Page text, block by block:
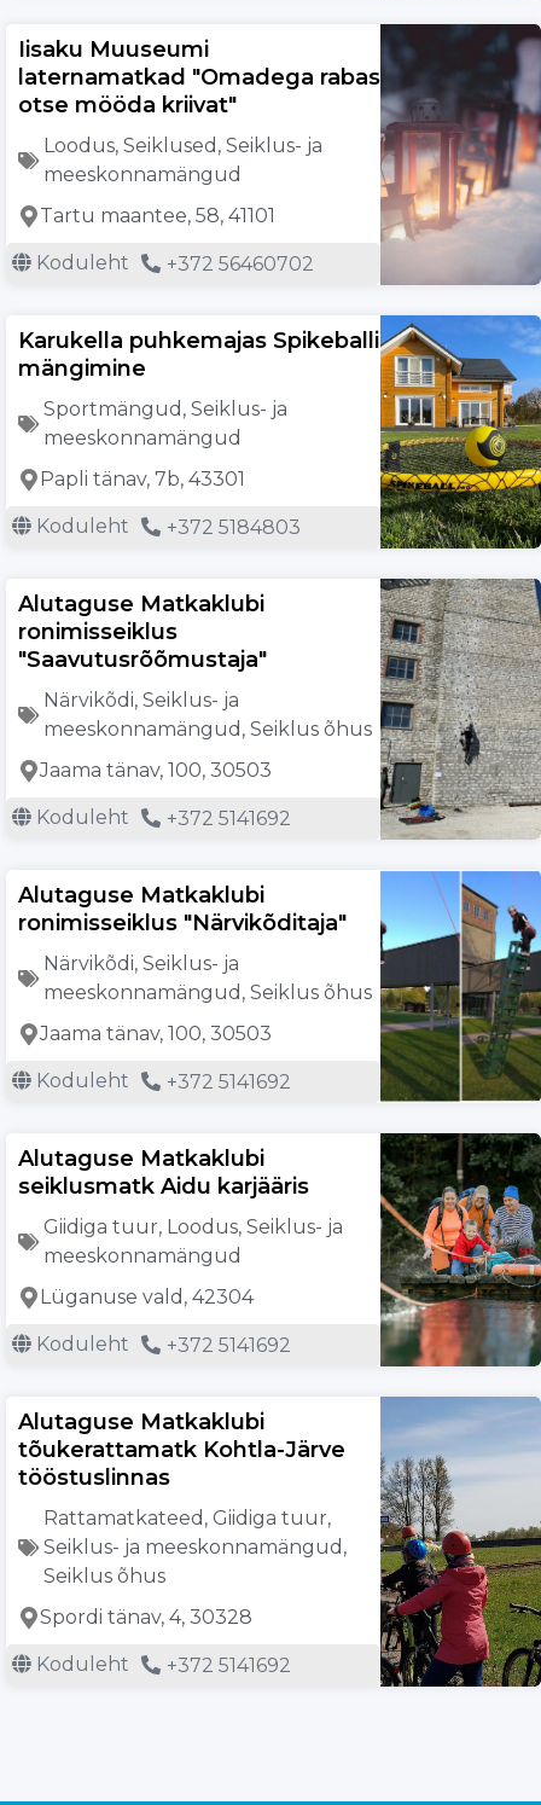
Iisaku Muuseumi
laternamatkad "Omadega rabas
otse mööda kriivat"
Loodus, Seiklused , Seiklus- ja
meeskonnamängud
Tartu maantee, 58, 41101
Koduleht +372 56460702
Karukella puhkemajas Spikeballi
mängimine
Sportmängud , Seiklus- ja
meeskonnamängud
Papli tänav, 7b, 43301
Koduleht +372 5184803
Alutaguse Matkaklubi
ronimisseiklus
"Saavutusrõõmustaja"
Närvikõdi, Seiklus- ja
meeskonnamängud , Seiklus õhus
Jaama tänav, 100, 30503
Koduleht +372 5141692
Alutaguse Matkaklubi
ronimisseiklus "Närvikõditaja"
Närvikõdi, Seiklus- ja
meeskonnamängud , Seiklus õhus
Jaama tänav, 100, 30503
Koduleht +372 5141692
Alutaguse Matkaklubi
seiklusmatk Aidu karjääris
Giidiga tuur, Loodus, Seiklus- ja
meeskonnamängud
Lüganuse vald, 42304
Koduleht +372 5141692
Alutaguse Matkaklubi
tõukerattamatk Kohtla-Järve
tööstuslinnas
Rattamatkateed , Giidiga tuur,
Seiklus- ja meeskonnamängud ,
Seiklus õhus
Spordi tänav, 4, 30328
Koduleht +372 5141692